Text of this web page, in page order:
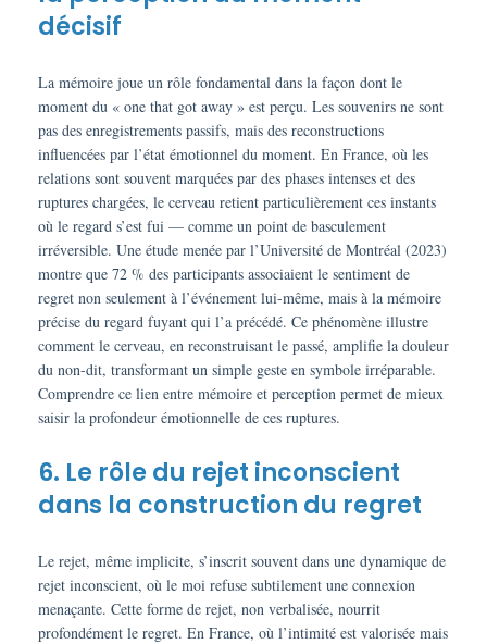
décisif
La mémoire joue un rôle fondamental dans la façon dont le
moment du « one that got away » est perçu. Les souvenirs ne sont
pas des enregistrements passifs, mais des reconstructions
influencées par l’état émotionnel du moment. En France, où les
relations sont souvent marquées par des phases intenses et des
ruptures chargées, le cerveau retient particulièrement ces instants
où le regard s’est fui — comme un point de basculement
irréversible. Une étude menée par l’Université de Montréal (2023)
montre que 72 % des participants associaient le sentiment de
regret non seulement à l’événement lui-même, mais à la mémoire
précise du regard fuyant qui l’a précédé. Ce phénomène illustre
comment le cerveau, en reconstruisant le passé, amplifie la douleur
du non-dit, transformant un simple geste en symbole irréparable.
Comprendre ce lien entre mémoire et perception permet de mieux
saisir la profondeur émotionnelle de ces ruptures.
6. Le rôle du rejet inconscient
dans la construction du regret
Le rejet, même implicite, s’inscrit souvent dans une dynamique de
rejet inconscient, où le moi refuse subtilement une connexion
menaçante. Cette forme de rejet, non verbalisée, nourrit
profondément le regret. En France, où l’intimité est valorisée mais